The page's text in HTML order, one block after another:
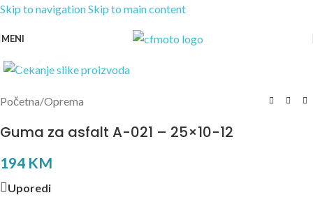
Skip to navigationSkip to main content
MENI
Početna/Oprema
Guma za asfalt A-021 – 25×10-12
194 KM
Uporedi